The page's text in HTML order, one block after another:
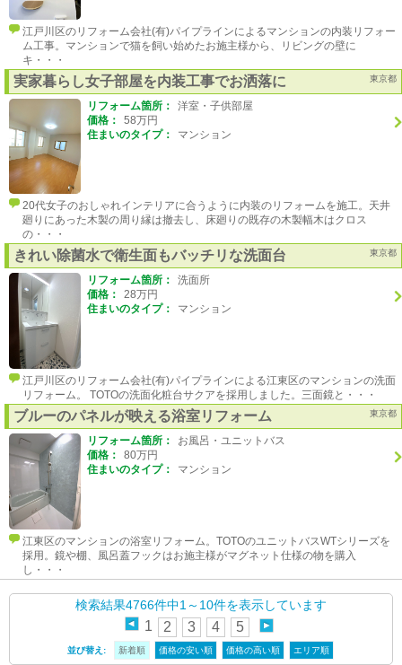
江戸川区のリフォーム会社(有)パイプラインによるマンションの内装リフォー
ム工事。マンションで猫を飼い始めたお施主様から、リビングの壁に
キ・・・
実家暮らし女子部屋を内装工事でお洒落に 東京都
リフォーム箇所：
洋室・子供部屋
価格：
58万円
住まいのタイプ：
マンション
20代女子のおしゃれインテリアに合うように内装のリフォームを施工。天井
廻りにあった木製の周り縁は撤去し、床廻りの既存の木製幅木はクロス
の・・・
きれい除菌水で衛生面もバッチリな洗面台 東京都
リフォーム箇所：
洗面所
価格：
28万円
住まいのタイプ：
マンション
江戸川区のリフォーム会社(有)パイプラインによる江東区のマンションの洗面
リフォーム。 TOTOの洗面化粧台サクアを採用しました。三面鏡と・・・
ブルーのパネルが映える浴室リフォーム 東京都
リフォーム箇所：
お風呂・ユニットバス
価格：
80万円
住まいのタイプ：
マンション
江東区のマンションの浴室リフォーム。TOTOのユニットバスWTシリーズを
採用。鏡や棚、風呂蓋フックはお施主様がマグネット仕様の物を購入
し・・・
検索結果4766件中1～10件を表示しています
1 2 3 4 5
並び替え: 新着順 価格の安い順 価格の高い順 エリア順